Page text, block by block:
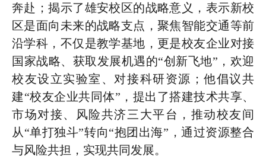
奔赴；揭示了雄安校区的战略意义，表示新校
区是面向未来的战略支点，聚焦智能交通等前
沿学科，不仅是教学基地，更是校友企业对接
国家战略、获取发展机遇的“创新飞地”，欢迎
校友设立实验室、对接科研资源；他倡议共
建“校友企业共同体”，提出了搭建技术共享、
市场对接、风险共济三大平台，推动校友间
从“单打独斗”转向“抱团出海”，通过资源整合
与风险共担，实现共同发展。